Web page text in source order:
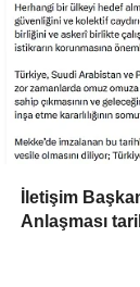
İletişim
Anlaşması